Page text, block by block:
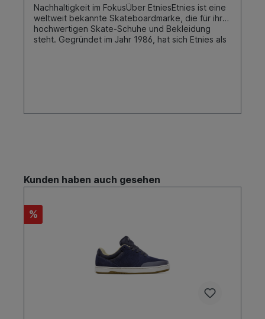
Nachhaltigkeit im FokusÜber EtniesEtnies ist eine
weltweit bekannte Skateboardmarke, die für ihre
hochwertigen Skate-Schuhe und Bekleidung
steht. Gegründet im Jahr 1986, hat sich Etnies als
bekannt für seine unglaubliche technische
Skateboarden machen ihn zu einem idealen
Botschafter für die Marke.Ryan ShecklerRyan
langjähriges Mitglied im Etnies Team. Bekannt für
seinen einzigartigen Stil und seine globale
den Lifestyle, den Etnies fördert. Seine
Popularität und sein Einfluss haben dazu
beigetragen, Etnies als eine der führenden
Marken im Skateboarding zu festigen.Einstellung
TechnologieEtnies setzt auf Innovation und
Kunden haben auch gesehen
%